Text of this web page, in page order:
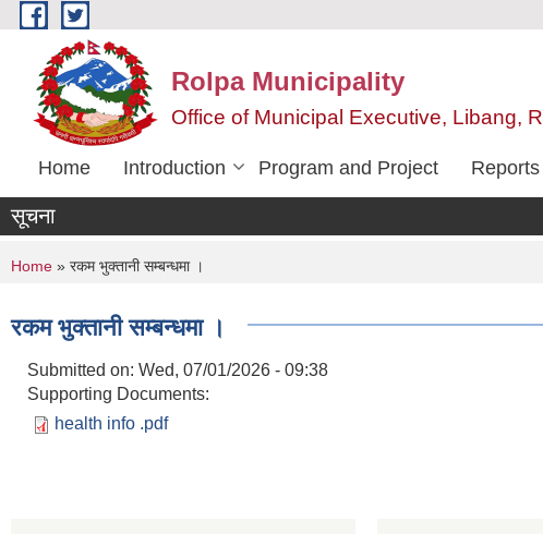
Skip to main content
Rolpa Municipality
Office of Municipal Executive, Libang,
Home Introduction Program and Project Reports
सूचना
You are here
Home » रकम भुक्तानी सम्बन्धमा ।
रकम भुक्तानी सम्बन्धमा ।
Submitted on: Wed, 07/01/2026 - 09:38
Supporting Documents:
health info .pdf